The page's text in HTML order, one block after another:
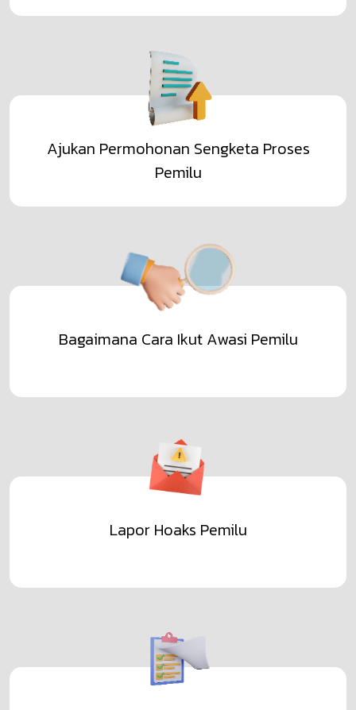
Ajukan Permohonan Sengketa Proses
Pemilu
Bagaimana Cara Ikut Awasi Pemilu
Lapor Hoaks Pemilu